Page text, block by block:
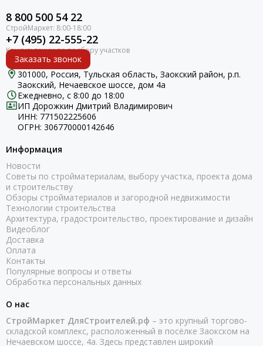
8 800 500 54 22
+7 (495) 22-555-22
Заказать звонок
301000, Россия, Тульская область, Заокский район, р.п.
Заокский, Нечаевское шоссе, дом 4а
Ежедневно, с 8:00 до 18:00
ИП Дорожкин Дмитрий Владимирович
ИНН: 771502225606
ОГРН: 306770000142646
Информация
Новости
Советы по стройматериалам, выбору участка, проекта дома
и строительству
Обзоры стройматериалов и загородной недвижимости
Технологии строительства
Архитектура, градостроительство, проектирование и дизайн
Видеоблог
Доставка
Оплата
Контакты
Популярные вопросы и ответы
Обработка персональных данных
О нас
СтройМаркет ДляСтроителей.рф – это крупный торгово-
складской комплекс, расположенный в посёлке Заокском на
Нечаевском шоссе, 4а. Здесь представлен широкий